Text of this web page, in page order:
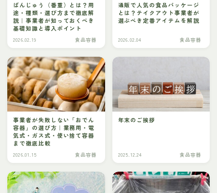
ばんじゅう（番重）とは？用
途・種類・選び方まで徹底解
説｜事業者が知っておくべき
基礎知識と導入ポイント
2026.02.19 食品容器
通販で人気の食品パッケージ
とは？テイクアウト事業者が
選ぶべき定番アイテムを解説
2026.02.04 食品容器
事業者が失敗しない「おでん
容器」の選び方｜業務用・電
気式・ガス式・使い捨て容器
まで徹底比較
2026.01.15 食品容器
年末のご挨拶
2025.12.24 食品容器